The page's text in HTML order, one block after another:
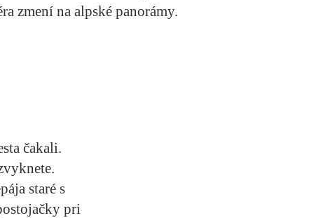
zmení na alpské panorámy.
čakali.
staré s
pri